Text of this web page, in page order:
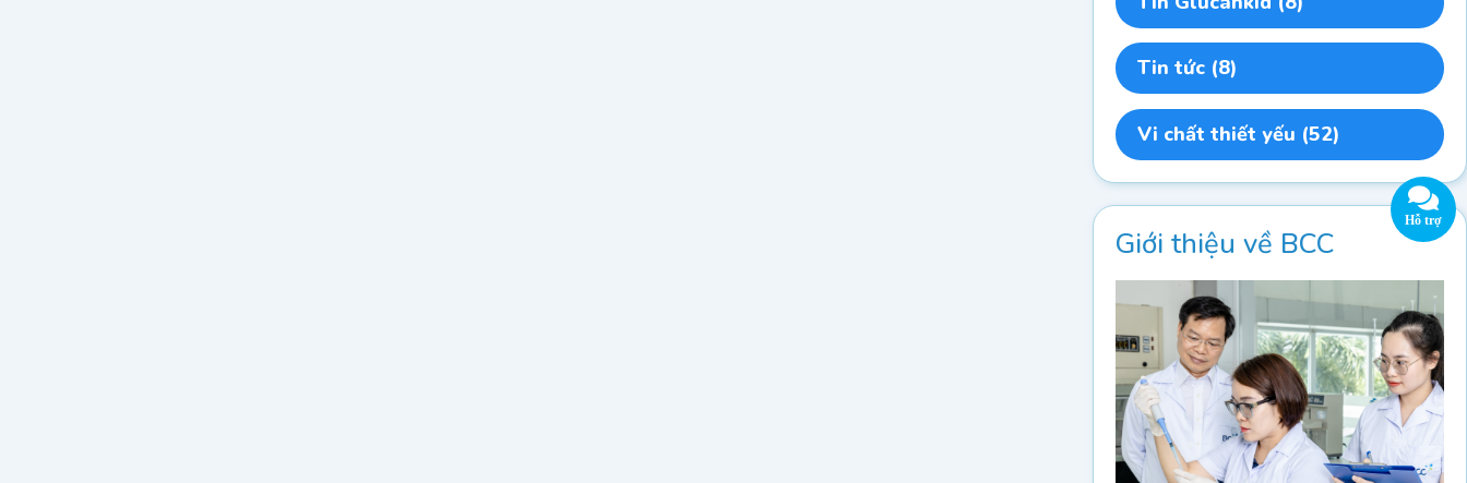
Tin tức(8)
Vi chất thiết yếu (52)
Giới thiệu về BCC